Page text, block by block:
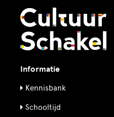
Informatie
Kennisbank
Schooltijd